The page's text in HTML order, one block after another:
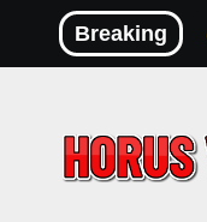
Breaking